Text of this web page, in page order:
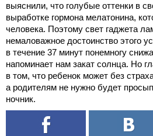
выяснили, что голубые оттенки в
выработке гормона мелатонина,
человека. Поэтому свет гаджета
немаловажное достоинство этого
в течение 37 минут понемногу
напоминает нам закат солнца. Но
в том, что ребенок может без
а родителям не нужно будет
ночник.